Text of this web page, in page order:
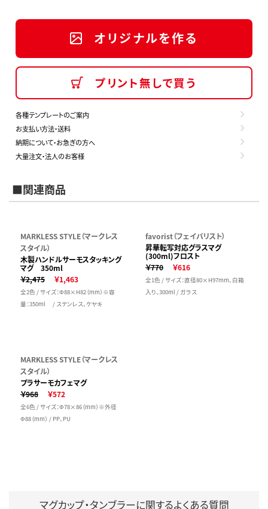
オリジナルを作る
プリント無しで買う
各種テンプレートのご案内
お支払い方法・送料
納期について・お急ぎの方へ
大量注文・法人のお客様
■関連商品
MARKLESS STYLE（マークレス
スタイル）
木製ハンドルサーモスタッキング
マグ 350ml
￥2,475
￥1,463
全2色 / サイズ：Φ88×H82（mm）※容
量：350ml / ステンレス、ケヤキ
favorist（フェイバリスト）
昇華転写対応グラスマグ
(300ml)フロスト
￥770
￥616
全1色 / サイズ：直径80×H97mm、白箱
入り、300ml / ガラス
MARKLESS STYLE（マークレス
スタイル）
プラサーモカフェマグ
￥968
￥572
全6色 / サイズ：Φ78×86（mm）※外径
Φ88（mm） / PP、PU
マグカップ・タンブラーに関するよくある質問